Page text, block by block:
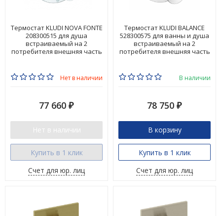
Термостат KLUDI NOVA FONTE
208300515 для душа
встраиваемый на 2
потребителя внешняя часть
Нет в наличии
77 660 ₽
Нет в наличии
Купить в 1 клик
Счет для юр. лиц
Термостат KLUDI BALANCE
528300575 для ванны и душа
встраиваемый на 2
потребителя внешняя часть
В наличии
78 750 ₽
В корзину
Купить в 1 клик
Счет для юр. лиц